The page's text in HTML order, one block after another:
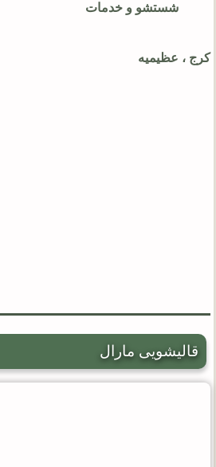
شستشو و خدمات
کرج ، عظیمیه
قالیشویی مارال